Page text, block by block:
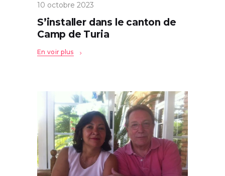
10 octobre 2023
S’installer dans le canton de
Camp de Turia
En voir plus